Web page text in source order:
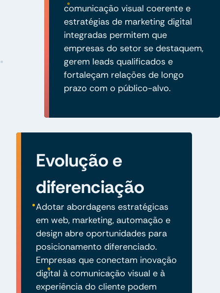
comunicação visual coerente e
estratégias de marketing digital
integradas permitem que
empresas do setor se destaquem,
gerem leads qualificados e
fortaleçam relações de longo
prazo com o público-alvo.
Evolução e
diferenciação
Adotar abordagens estratégicas
em web, marketing, automação e
design abre oportunidades para
posicionamento diferenciado.
Empresas que conectam inovação
digital à comunicação visual e à
experiência do cliente podem